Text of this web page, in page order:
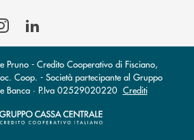
- Credito Cooperativo di Fisciano,
Coop. - Società partecipante al Gruppo
Banca · P.Iva 02529020220 Crediti